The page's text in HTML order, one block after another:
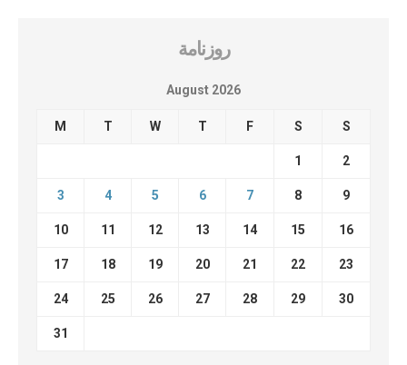
روزنامة
August 2026
M T W T F S S
1 2
3 4 5 6 7 8 9
10 11 12 13 14 15 16
17 18 19 20 21 22 23
24 25 26 27 28 29 30
31